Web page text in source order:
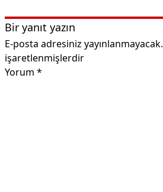
Bir yanıt yazın
E-posta adresiniz yayınlanmayacak.
işaretlenmişlerdir
Yorum *